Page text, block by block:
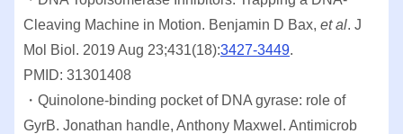
Cleaving Machine in Motion. Benjamin D Bax, et al. J
Mol Biol. 2019 Aug 23;431(18):3427-3449.
PMID: 31301408
・Quinolone-binding pocket of DNA gyrase: role of
GyrB. Jonathan handle, Anthony Maxwel. Antimicrob